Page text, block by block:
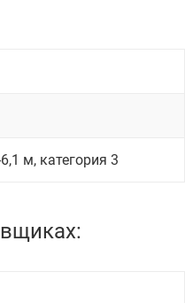
м, категория 3